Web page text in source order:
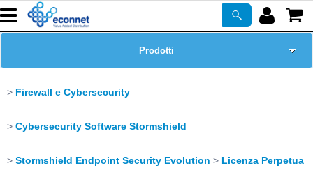
Chi siamo
Prodotti
Corsi
Firewall e Cybersecurity
Cybersecurity Software Stormshield
Stormshield Endpoint Security Evolution Licenza Perpetua